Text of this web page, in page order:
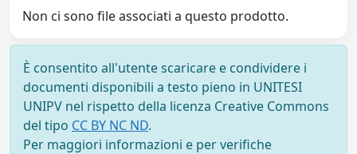
Non ci sono file associati a questo prodotto.
È consentito all'utente scaricare e condividere i
documenti disponibili a testo pieno in UNITESI
UNIPV nel rispetto della licenza Creative Commons
del tipo CC BY NC ND.
Per maggiori informazioni e per verifiche